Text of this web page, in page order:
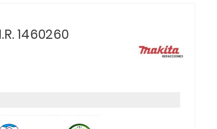
1460260